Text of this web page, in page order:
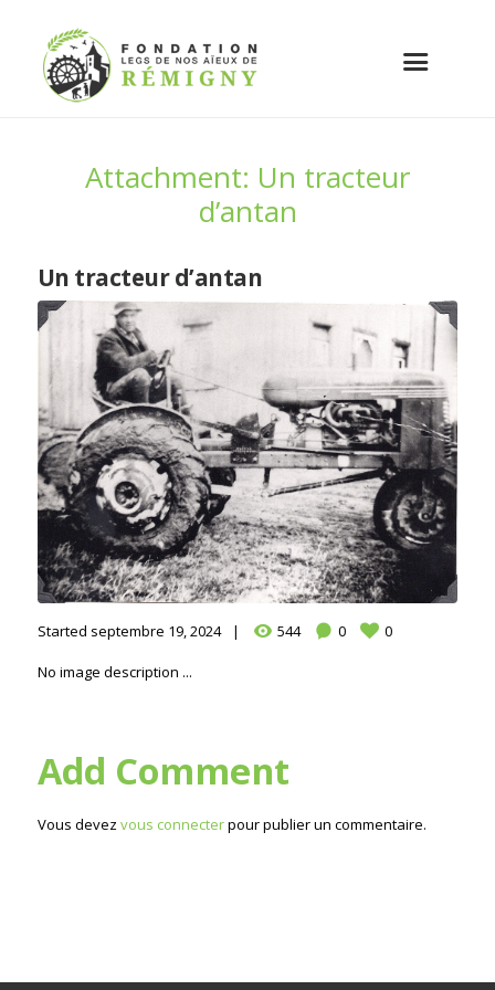
Attachment: Un tracteur
d’antan
Un tracteur d’antan
Started septembre 19, 2024 544 0 0
No image description ...
Add Comment
Vous devez vous connecterpour publier un commentaire.